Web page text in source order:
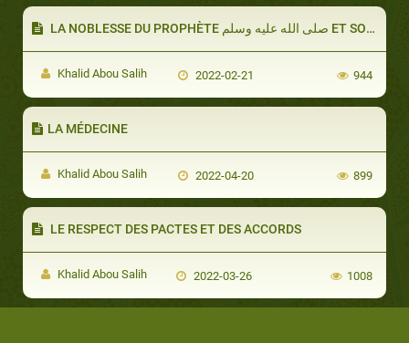
LA NOBLESSE DU PROPHÈTE صلى الله عليه وسلم ET SON ÉLOQUENCE
Khalid Abou Salih 2022-02-21 944
LA MÉDECINE
Khalid Abou Salih 2022-04-20 899
LE RESPECT DES PACTES ET DES ACCORDS
Khalid Abou Salih 2022-03-26 1008